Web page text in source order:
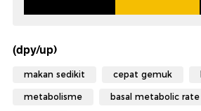
(dpy/up)
makan sedikit cepat gemuk
metabolisme basal metabolic rate